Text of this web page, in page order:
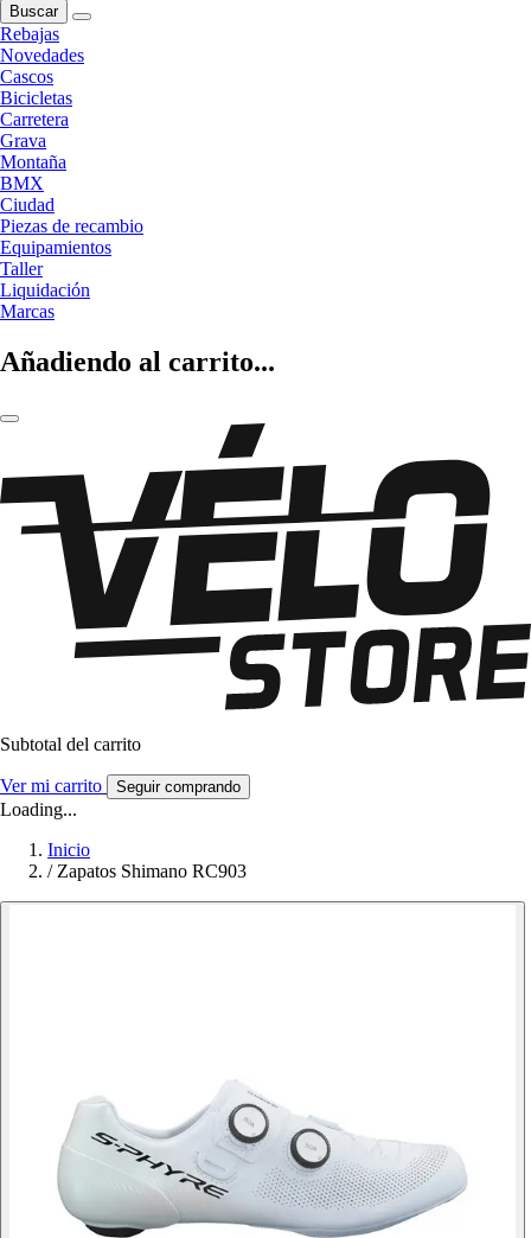
Buscar
Rebajas
Novedades
Cascos
Bicicletas
Carretera
Grava
Montaña
BMX
Ciudad
Piezas de recambio
Equipamientos
Taller
Liquidación
Marcas
Añadiendo al carrito...
Subtotal del carrito
Ver mi carrito Seguir comprando
Loading...
Inicio
/ Zapatos Shimano RC903